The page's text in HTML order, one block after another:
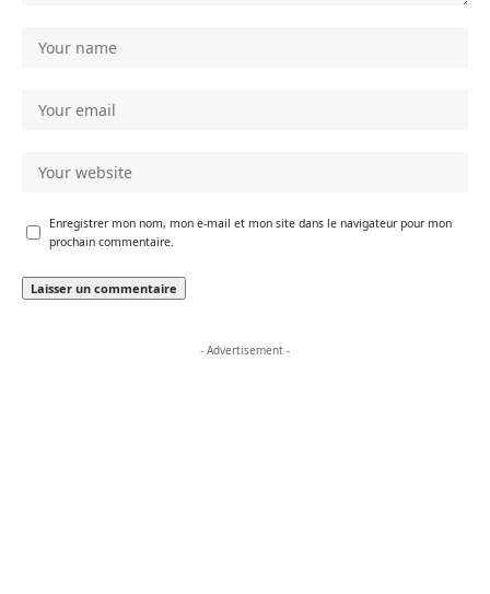
Enregistrer mon nom, mon e-mail et mon site dans le navigateur pour mon
prochain commentaire.
- Advertisement -